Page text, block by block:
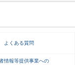
よくある質問
点があればこちら
よくある質問
情報等提供事業への